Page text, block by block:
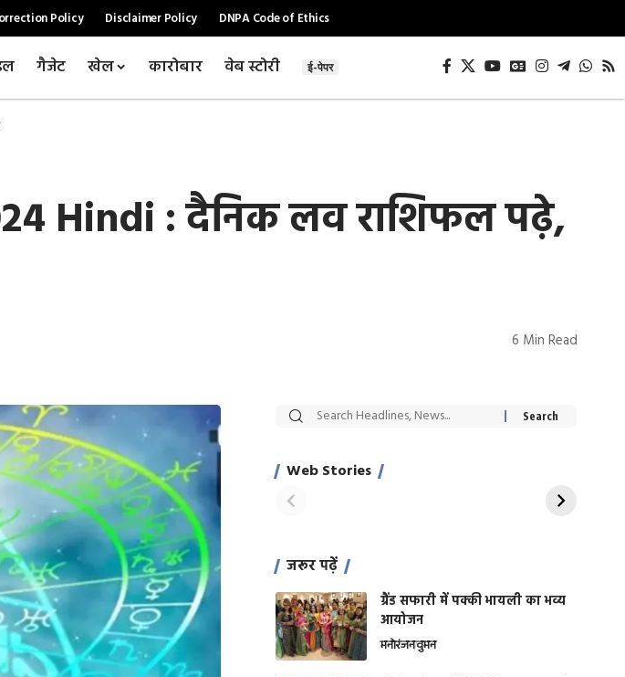
Policy Disclaimer Policy DNPA Code of Ethics
गैजेट खेल कारोबार वेब स्टोरी ई-पेपर
Hindi : दैनिक लव राशिफल पढ़े,
6 Min Read
Web Stories
सट्टेबाजी में अरेस्ट हुए
साहिल खान
रोज एक कच्चे लहसुन
जरूर पढ़ें
ग्रैंड सफारी में पक्की भायली का भव्य
आयोजन
मनोरंजनवुमन